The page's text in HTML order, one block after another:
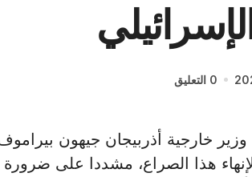
0 التعليق
ش أ/ أكد وزير خارجية أذربيجان جيهون
لإنهاء هذا الصراع، مشددا على